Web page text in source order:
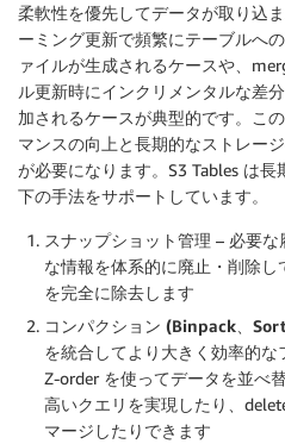
柔軟性を優先してデータが取り込
ーミング更新で頻繁にテーブルへ
ァイルが生成されるケースや、
ル更新時にインクリメンタルな差
加されるケースが典型的です。こ
マンスの向上と長期的なストレー
が必要になります。S3 Tables は
下の手法をサポートしています。
スナップショット管理 – 必要な
な情報を体系的に廃止・削除
を完全に除去します
コンパクション (Binpack、
を統合してより大きく効率的
Z-order を使ってデータを並べ
高いクエリを実現したり、
マージしたりできます